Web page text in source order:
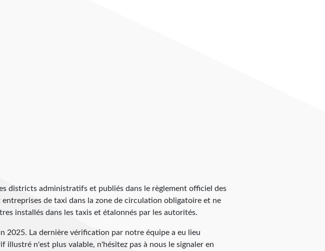
districts administratifs et publiés dans le règlement officiel des
de taxi dans la zone de circulation obligatoire et ne
installés dans les taxis et étalonnés par les autorités.
2025. La dernière vérification par notre équipe a eu lieu
illustré n'est plus valable, n'hésitez pas à nous le signaler en